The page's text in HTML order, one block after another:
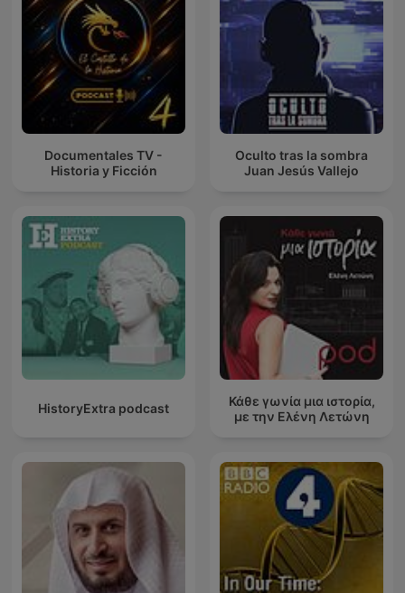
Documentales TV -
Historia y Ficción
Oculto tras la sombra
Juan Jesús Vallejo
HistoryExtra podcast
Κάθε γωνία μια ιστορία,
με την Ελένη Λετώνη